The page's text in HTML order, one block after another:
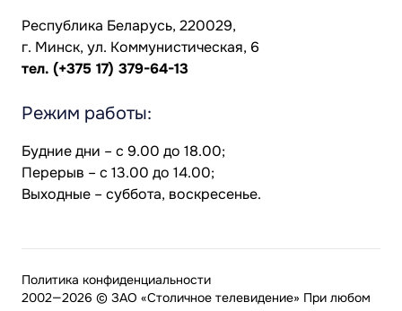
Республика Беларусь, 220029,
г. Минск, ул. Коммунистическая, 6
тел. (+375 17) 379-64-13
Режим работы:
Будние дни – с 9.00 до 18.00;
Перерыв – с 13.00 до 14.00;
Выходные – суббота, воскресенье.
2002—2026 © ЗАО «Столичное телевидение» При любом
Политика конфиденциальности